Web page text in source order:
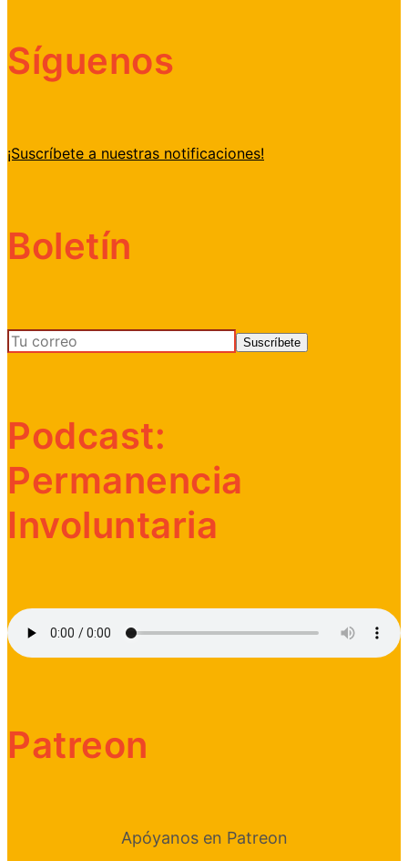
Síguenos
¡Suscríbete a nuestras notificaciones!
Boletín
Podcast:
Permanencia
Involuntaria
Patreon
Apóyanos en Patreon